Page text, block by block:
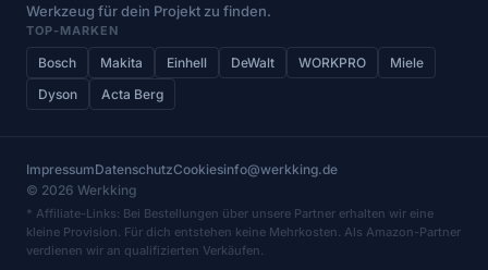
Werkzeug für dein Projekt zu finden.
TOP-MARKEN
Bosch Makita Einhell DeWalt WORKPRO
Miele
Dyson
Acta Berg
ImpressumDatenschutzCookiesinfo@werkking.de
© 2026 Werkking
* Affiliate-Links: Bei Bestellungen über unsere Partner erhalten wir eine
kleine Provision. Für dich entstehen keine Mehrkosten. Als Amazon-Partner
verdienen wir an qualifizierten Verkäufen.